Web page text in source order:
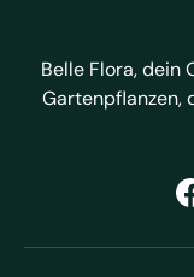
Belle Flora, dein
Gartenpflanzen,